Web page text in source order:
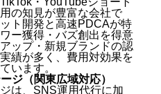
の知見が豊富な会社で
ト開発と高速PDCAが特
ー獲得・バズ創出を得意
ップ・新規ブランドの認
績が多く、費用対効果を
います。
ジ（関東広域対応）
は、SNS運用代行に加